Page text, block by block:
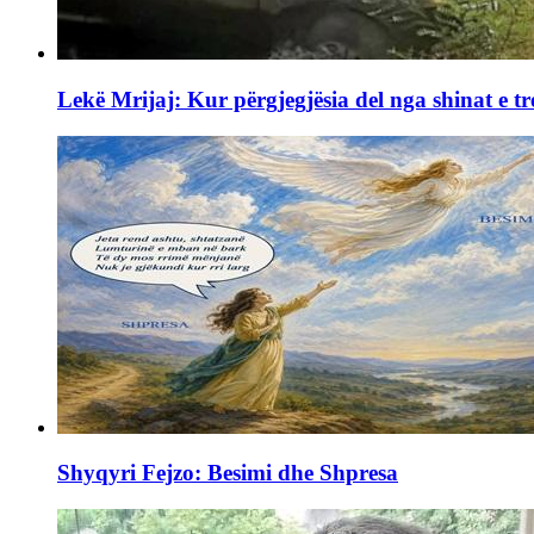
Lekë Mrijaj: Kur përgjegjësia del nga shinat e
Shyqyri Fejzo: Besimi dhe Shpresa